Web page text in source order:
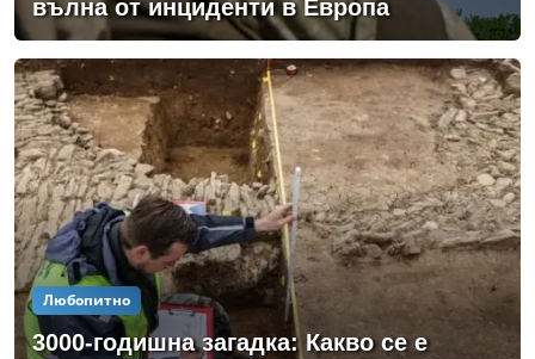
вълна от инциденти в Европа
Любопитно
3000-годишна загадка: Какво се е